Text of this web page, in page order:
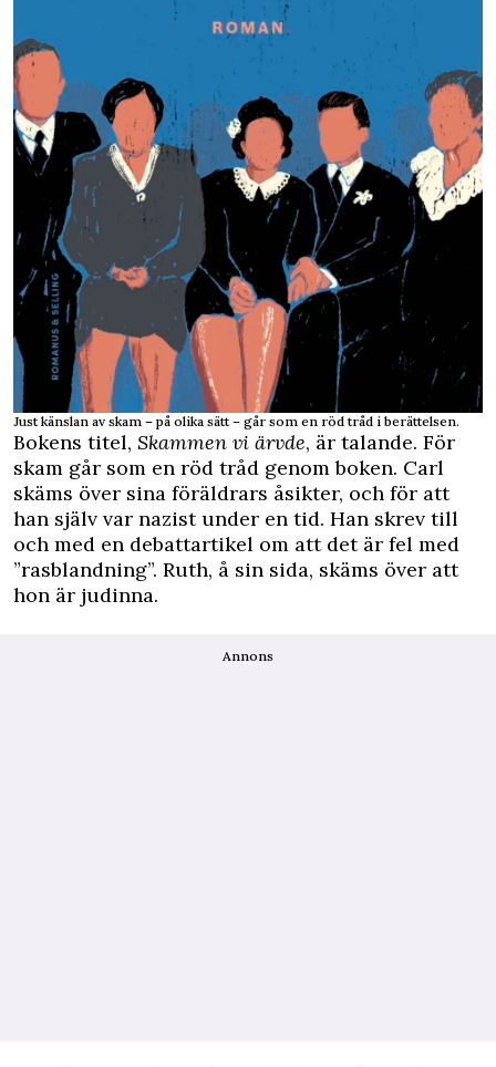
Just känslan av skam – på olika sätt – går som en röd tråd i berättelsen.
Bokens titel, Skammen vi ­ärvde, är talande. För
skam går som en röd tråd genom boken. Carl
skäms över sina föräldrars åsikter, och för att
han själv var nazist under en tid. Han skrev till
och med en debattartikel om att det är fel med
”rasblandning”. Ruth, å sin sida, skäms över att
hon är judinna.
Annons